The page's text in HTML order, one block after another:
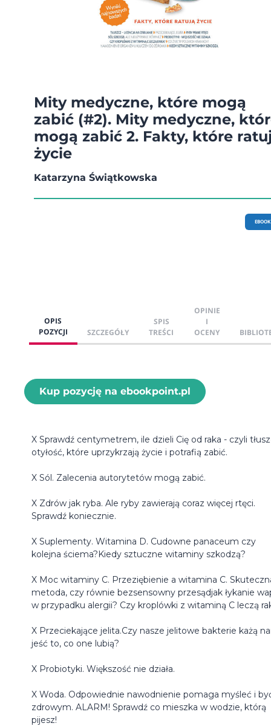
Mity medyczne, które mogą
zabić (#2). Mity medyczne,
mogą zabić 2. Fakty, które
życie
Katarzyna Świątkowska
EBOOK
OPIS
POZYCJI
SZCZEGÓŁY
SPIS
TREŚCI
OPINIE
I
OCENY
Kup pozycję na ebookpoint.pl
X Sprawdź centymetrem, ile dzieli Cię od raka - czyli
otyłość, które uprzykrzają życie i potrafią zabić.
X Sól. Zalecenia autorytetów mogą zabić.
X Zdrów jak ryba. Ale ryby zawierają coraz więcej rtęci.
Sprawdź koniecznie.
X Suplementy. Witamina D. Cudowne panaceum czy
kolejna ściema?Kiedy sztuczne witaminy szkodzą?
X Moc witaminy C. Przeziębienie a witamina C.
metoda, czy równie bezsensowny przesądjak łykanie
w przypadku alergii? Czy kroplówki z witaminą C leczą
X Przeciekające jelita.Czy nasze jelitowe bakterie każą
jeść to, co one lubią?
X Probiotyki. Większość nie działa.
X Woda. Odpowiednie nawodnienie pomaga myśleć i
zdrowym. ALARM! Sprawdź co mieszka w wodzie, którą
pijesz!